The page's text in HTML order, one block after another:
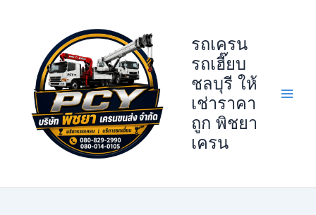
รถเครน
รถเฮี๊ยบ
ชลบุรี ให้
เช่าราคา
ถูก พิชยา
เครน